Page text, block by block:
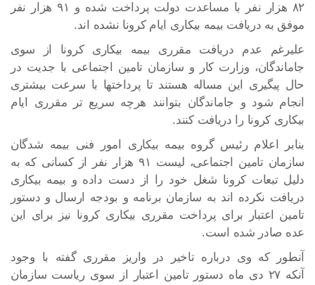
۸۲ هزار نفر با مساعدت دولت پرداخت شده و ۹۱ هزار نفر
موفق به دریافت بیمه بیکاری ایام کرونا نشده اند.
علیرغم عدم دریافت مقرری بیمه بیکاری کرونا از سوی
جاماندگان، وزارت کار و سازمان تامین اجتماعی با جدیت در
حال پیگیری این مساله هستند تا پرداختها با سرعت بیشتری
انجام شود و جاماندگان بتوانند هرچه سریع تر مقرری ایام
بیکاری کرونا را دریافت کنند.
بنابر اعلام رئیس گروه بیمه بیکاری امور فنی بیمه شدگان
سازمان تامین اجتماعی، لیست ۹۱ هزار نفر از کسانی که به
دلیل تبعات کرونا شغل خود را از دست داده و بیمه بیکاری
دریافت نکرده اند به سازمان برنامه و بودجه ارسال و دستور
تامین اعتبار برای پرداخت مقرری بیکاری کرونا نیز برای این
عده صادر شده است.
آنطور که وی درباره تاخیر در واریز مقرری گفته با وجود
آنکه ۲۷ دی ماه دستور تامین اعتبار از سوی ریاست سازمان